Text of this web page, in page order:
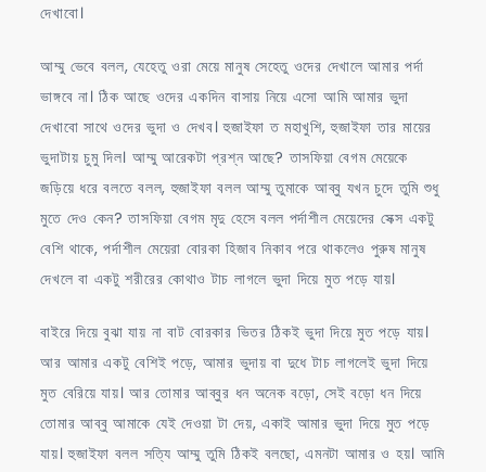
দেখাবো।
আম্মু ভেবে বলল, যেহেতু ওরা মেয়ে মানুষ সেহেতু ওদের দেখালে আমার পর্দা
ভাঙ্গবে না। ঠিক আছে ওদের একদিন বাসায় নিয়ে এসো আমি আমার ভুদা
দেখাবো সাথে ওদের ভুদা ও দেখব। হুজাইফা ত মহাখুশি, হুজাইফা তার মায়ের
ভুদাটায় চুমু দিল। আম্মু আরেকটা প্রশ্ন আছে? তাসফিয়া বেগম মেয়েকে
জড়িয়ে ধরে বলতে বলল, হুজাইফা বলল আম্মু তুমাকে আব্বু যখন চুদে তুমি শুধু
মুতে দেও কেন? তাসফিয়া বেগম মৃদু হেসে বলল পর্দাশীল মেয়েদের সেক্স একটু
বেশি থাকে, পর্দাশীল মেয়েরা বোরকা হিজাব নিকাব পরে থাকলেও পুরুষ মানুষ
দেখলে বা একটু শরীরের কোথাও টাচ লাগলে ভুদা দিয়ে মুত পড়ে যায়।
বাইরে দিয়ে বুঝা যায় না বাট বোরকার ভিতর ঠিকই ভুদা দিয়ে মুত পড়ে যায়।
আর আমার একটু বেশিই পড়ে, আমার ভুদায় বা দুধে টাচ লাগলেই ভুদা দিয়ে
মুত বেরিয়ে যায়। আর তোমার আব্বুর ধন অনেক বড়ো, সেই বড়ো ধন দিয়ে
তোমার আব্বু আমাকে যেই দেওয়া টা দেয়, একাই আমার ভুদা দিয়ে মুত পড়ে
যায়। হুজাইফা বলল সত্যি আম্মু তুমি ঠিকই বলছো, এমনটা আমার ও হয়। আমি